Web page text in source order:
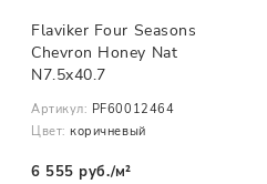
Flaviker Four Seasons
Chevron Honey Nat
N7.5x40.7
Артикул: PF60012464
Цвет: коричневый
6 555 руб./м²